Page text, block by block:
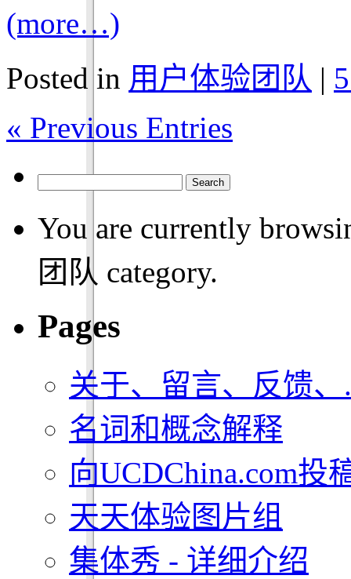
(more…)
Posted in 用户体验团队 |
« Previous Entries
You are currently
团队 category.
Pages
关于、留言、反馈、
名词和概念解释
向UCDChina.com投
天天体验图片组
集体秀 - 详细介绍